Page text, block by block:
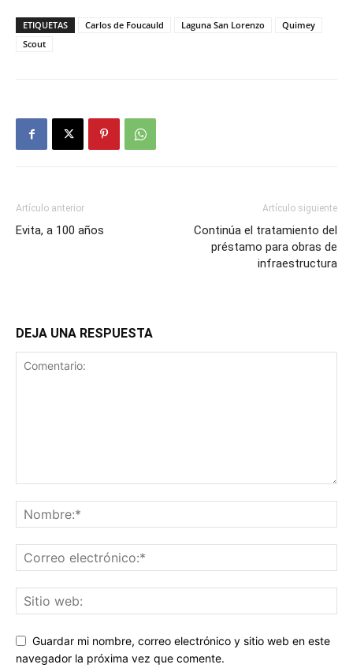
ETIQUETAS Carlos de Foucauld Laguna San Lorenzo
Quimey
Scout
Artículo anterior
Evita, a 100 años
Artículo siguiente
Continúa el tratamiento del
préstamo para obras de
infraestructura
DEJA UNA RESPUESTA
Guardar mi nombre, correo electrónico y sitio web en este
navegador la próxima vez que comente.